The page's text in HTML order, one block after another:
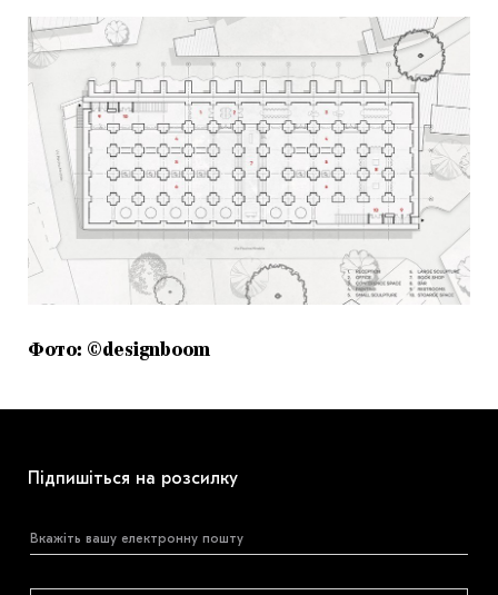
Фото: ©designboom
Підпишіться на розсилку